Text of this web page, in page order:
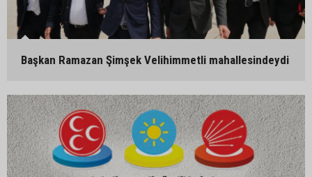
Başkan Ramazan Şimşek Velihimmetli mahallesindeydi